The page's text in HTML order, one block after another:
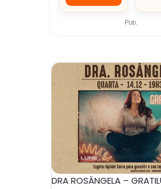
Pub.
DRA ROSÂNGELA –